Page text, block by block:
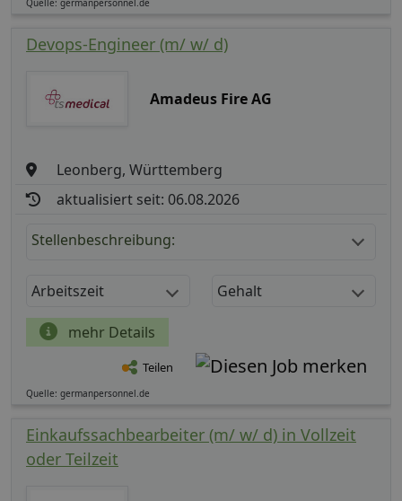
Devops-Engineer (m/ w/ d)
Amadeus Fire AG
Leonberg, Württemberg
aktualisiert seit: 06.08.2026
Stellenbeschreibung:
Arbeitszeit Gehalt
mehr Details
Teilen
Quelle: germanpersonnel.de
Einkaufssachbearbeiter (m/ w/ d) in Vollzeit
oder Teilzeit